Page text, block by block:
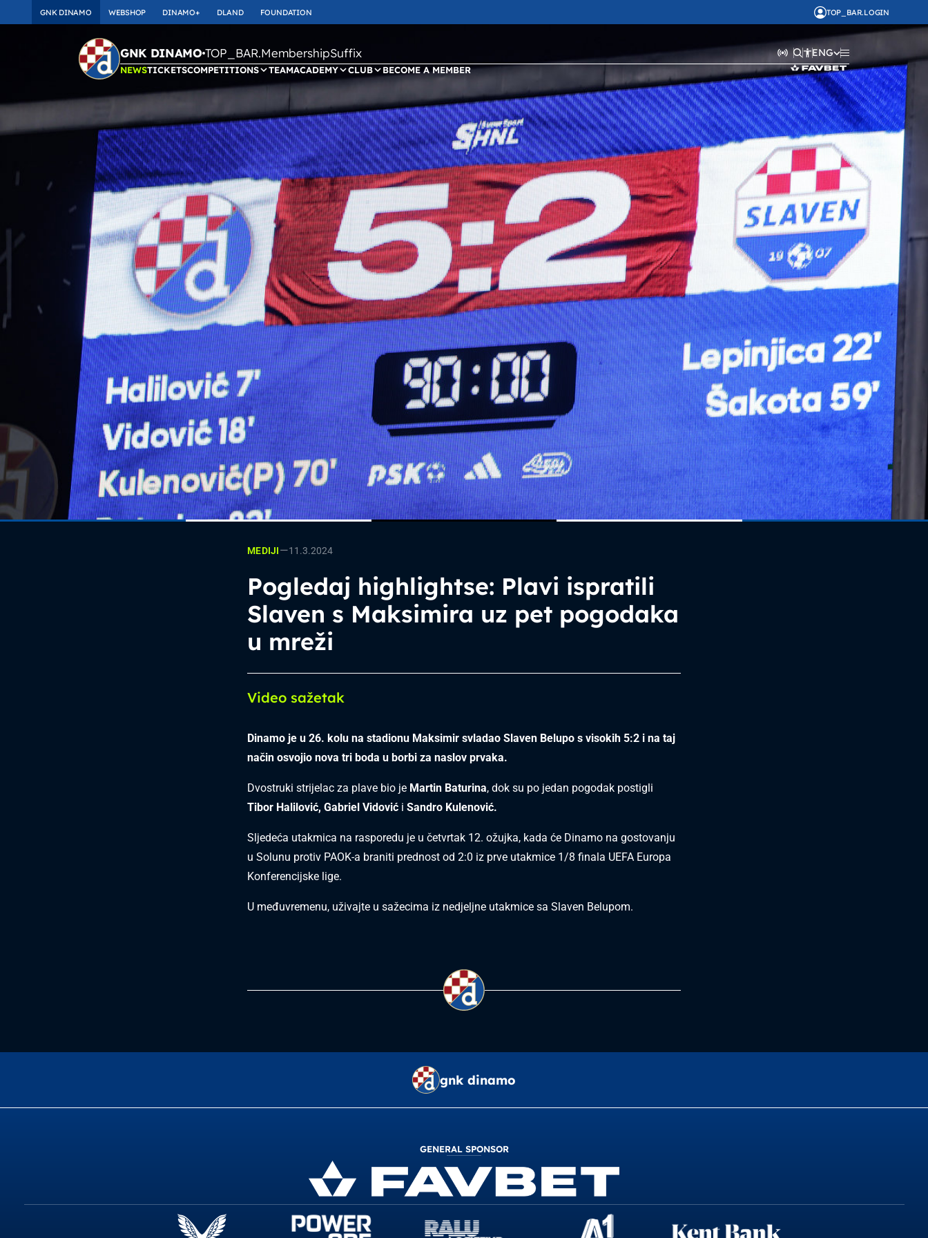
GNK DINAMO WEBSHOP DINAMO+ DLAND FOUNDATION TOP_BAR.LOGIN
GNK DINAMO TOP_BAR.MembershipSuffix ENG
NEWSTICKETSCOMPETITIONS TEAMACADEMY CLUB BECOME A MEMBER
MEDIJI—11.3.2024
Pogledaj highlightse: Plavi ispratili
Slaven s Maksimira uz pet pogodaka
u mreži
Video sažetak
Dinamo je u 26. kolu na stadionu Maksimir svladao Slaven Belupo s visokih 5:2 i na taj
način osvojio nova tri boda u borbi za naslov prvaka.
Dvostruki strijelac za plave bio je Martin Baturina, dok su po jedan pogodak postigli
Tibor Halilović, Gabriel Vidović i Sandro Kulenović.
Sljedeća utakmica na rasporedu je u četvrtak 12. ožujka, kada će Dinamo na gostovanju
u Solunu protiv PAOK-a braniti prednost od 2:0 iz prve utakmice 1/8 finala UEFA Europa
Konferencijske lige.
U međuvremenu, uživajte u sažecima iz nedjeljne utakmice sa Slaven Belupom.
gnk dinamo
GENERAL SPONSOR